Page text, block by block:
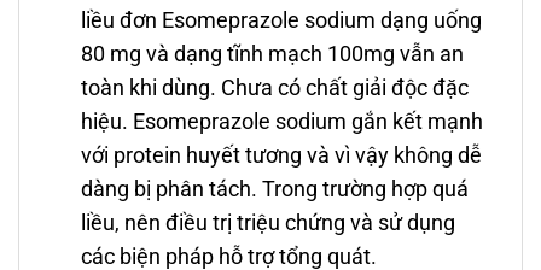
liều đơn Esomeprazole sodium dạng uống
80 mg và dạng tĩnh mạch 100mg vẫn an
toàn khi dùng. Chưa có chất giải độc đặc
hiệu. Esomeprazole sodium gắn kết mạnh
với protein huyết tương và vì vậy không dễ
dàng bị phân tách. Trong trường hợp quá
liều, nên điều trị triệu chứng và sử dụng
các biện pháp hỗ trợ tổng quát.